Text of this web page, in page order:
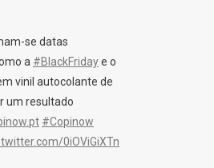
se datas
a #BlackFridaye o
vinil autocolante de
um resultado
#Copinow
0iOViGiXTn